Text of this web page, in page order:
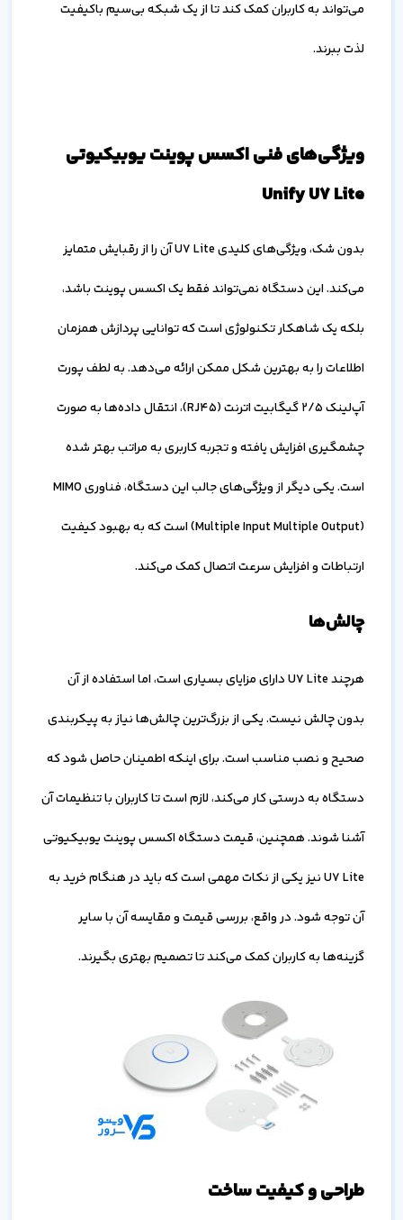
می‌تواند به کاربران کمک کند تا از یک شبکه بی‌سیم باکیفیت
لذت ببرند.
ویژگی‌های فنی اکسس پوینت یوبیکیوتی
Unify U7 Lite
بدون شک، ویژگی‌های کلیدی U7 Lite آن را از رقبایش متمایز
می‌کند. این دستگاه نمی‌تواند فقط یک اکسس پوینت باشد،
بلکه یک شاهکار تکنولوژی است که توانایی پردازش همزمان
اطلاعات را به بهترین شکل ممکن ارائه می‌دهد. به لطف پورت
آپ‌لینک ۲/۵ گیگابیت اترنت (RJ45)، انتقال داده‌ها به صورت
چشمگیری افزایش یافته و تجربه کاربری به مراتب بهتر شده
است. یکی دیگر از ویژگی‌های جالب این دستگاه، فناوری MIMO
(Multiple Input Multiple Output) است که به بهبود کیفیت
ارتباطات و افزایش سرعت اتصال کمک می‌کند.
چالش‌ها
هرچند U7 Lite دارای مزایای بسیاری است، اما استفاده از آن
بدون چالش نیست. یکی از بزرگ‌ترین چالش‌ها نیاز به پیکربندی
صحیح و نصب مناسب است. برای اینکه اطمینان حاصل شود که
دستگاه به درستی کار می‌کند، لازم است تا کاربران با تنظیمات آن
آشنا شوند. همچنین، قیمت دستگاه اکسس پوینت یوبیکیوتی
U7 Lite نیز یکی از نکات مهمی است که باید در هنگام خرید به
آن توجه شود. در واقع، بررسی قیمت و مقایسه آن با سایر
گزینه‌ها به کاربران کمک می‌کند تا تصمیم بهتری بگیرند.
طراحی و کیفیت ساخت